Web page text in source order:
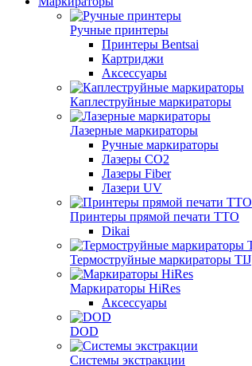
Ручные принтеры
Принтеры Bentsai
Картриджи
Аксессуары
Каплеструйные маркираторы
Лазерные маркираторы
Ручные маркираторы
Лазеры CO2
Лазеры Fiber
Лазери UV
Принтеры прямой печати TTO
Dikai
Термоструйные маркираторы TIJ
Маркираторы HiRes
Аксессуары
DOD
Системы экстракции